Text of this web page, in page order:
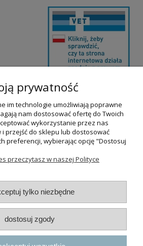
internetowy Shoper.pl
prywatność
im technologie umożliwiają poprawne
nam dostosować ofertę do Twoich
wykorzystanie przez nas
przejść do sklepu lub dostosować
preferencji, wybierając opcję "Dostosuj
przeczytasz w naszej Polityce
tylko niezbędne
dostosuj zgody